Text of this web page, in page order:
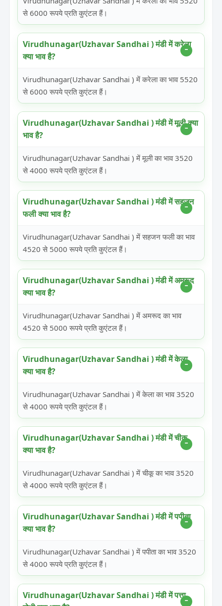
से 6000 रूपये प्रति कुएंटल हैं।
Virudhunagar(Uzhavar Sandhai ) मंडी में करेला
क्या भाव है?
Virudhunagar(Uzhavar Sandhai ) में करेला का भाव 5520
से 6000 रूपये प्रति कुएंटल हैं।
Virudhunagar(Uzhavar Sandhai ) मंडी में मूली क्या
भाव है?
Virudhunagar(Uzhavar Sandhai ) में मूली का भाव 3520
से 4000 रूपये प्रति कुएंटल हैं।
Virudhunagar(Uzhavar Sandhai ) मंडी में सहजन
फली क्या भाव है?
Virudhunagar(Uzhavar Sandhai ) में सहजन फली का भाव
4520 से 5000 रूपये प्रति कुएंटल हैं।
Virudhunagar(Uzhavar Sandhai ) मंडी में अमरूद
क्या भाव है?
Virudhunagar(Uzhavar Sandhai ) में अमरूद का भाव
4520 से 5000 रूपये प्रति कुएंटल हैं।
Virudhunagar(Uzhavar Sandhai ) मंडी में केला
क्या भाव है?
Virudhunagar(Uzhavar Sandhai ) में केला का भाव 3520
से 4000 रूपये प्रति कुएंटल हैं।
Virudhunagar(Uzhavar Sandhai ) मंडी में चीकू
क्या भाव है?
Virudhunagar(Uzhavar Sandhai ) में चीकू का भाव 3520
से 4000 रूपये प्रति कुएंटल हैं।
Virudhunagar(Uzhavar Sandhai ) मंडी में पपीता
क्या भाव है?
Virudhunagar(Uzhavar Sandhai ) में पपीता का भाव 3520
से 4000 रूपये प्रति कुएंटल हैं।
Virudhunagar(Uzhavar Sandhai ) मंडी में पत्ता